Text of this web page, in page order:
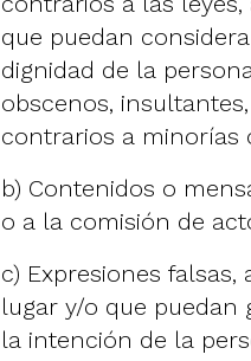
que puedan
dignidad de la
obscenos,
contrarios a minorías
b) Contenidos o
o a la comisión de
c) Expresiones falsas,
lugar y/o que puedan
la intención de la